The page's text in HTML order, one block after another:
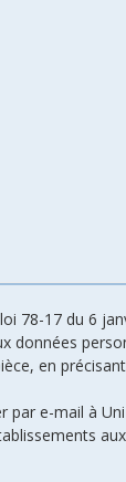
78-17 du 6
données
en
e-mail à Uni